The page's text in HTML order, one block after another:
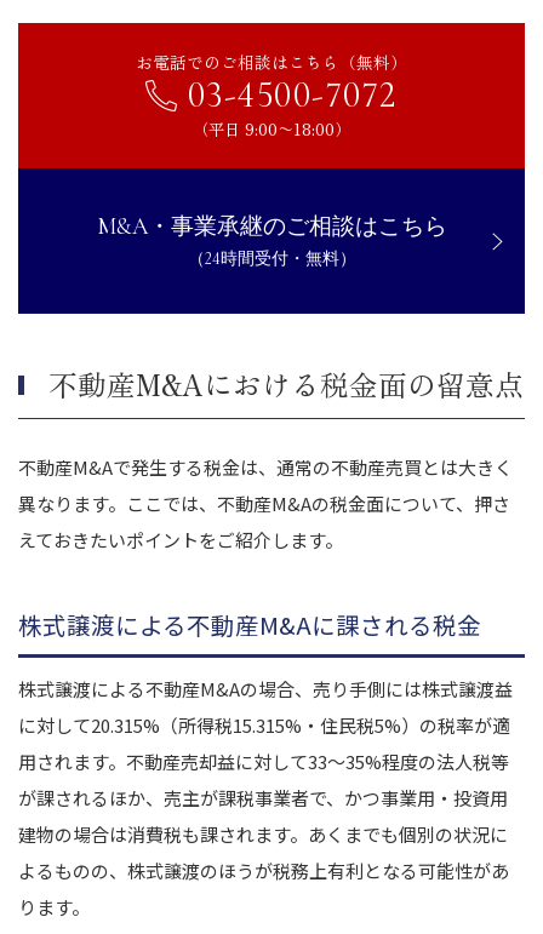
お電話でのご相談はこちら（無料）
03-4500-7072
（平日 9:00〜18:00）
M&A・事業承継のご相談はこちら
（24時間受付・無料）
不動産M&Aにおける税金面の留意点
不動産M&Aで発生する税金は、通常の不動産売買とは大きく
異なります。ここでは、不動産M&Aの税金面について、押さ
えておきたいポイントをご紹介します。
株式譲渡による不動産M&Aに課される税金
株式譲渡による不動産M&Aの場合、売り手側には株式譲渡益
に対して20.315%（所得税15.315%・住民税5%）の税率が適
用されます。不動産売却益に対して33〜35%程度の法人税等
が課されるほか、売主が課税事業者で、かつ事業用・投資用
建物の場合は消費税も課されます。あくまでも個別の状況に
よるものの、株式譲渡のほうが税務上有利となる可能性があ
ります。